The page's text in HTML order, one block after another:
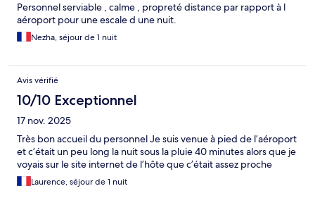
Personnel serviable , calme , propreté distance par rapport à l
aéroport pour une escale d une nuit.
Nezha, séjour de 1 nuit
Avis vérifié
10/10 Exceptionnel
17 nov. 2025
Très bon accueil du personnel Je suis venue à pied de l’aéroport
et c’était un peu long la nuit sous la pluie 40 minutes alors que je
voyais sur le site internet de l’hôte que c’était assez proche
Laurence, séjour de 1 nuit